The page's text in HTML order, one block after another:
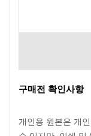
구매전 확인사항
개인용 원본은 개